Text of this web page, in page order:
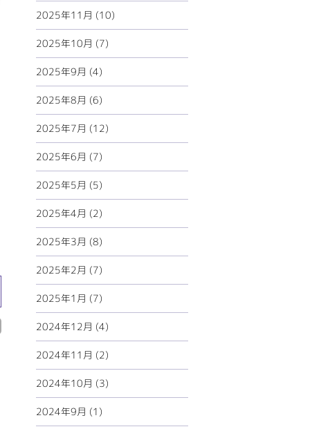
2025年11月 (10)
2025年10月 (7)
2025年9月 (4)
2025年8月 (6)
2025年7月 (12)
2025年6月 (7)
2025年5月 (5)
2025年4月 (2)
2025年3月 (8)
2025年2月 (7)
2025年1月 (7)
2024年12月 (4)
2024年11月 (2)
2024年10月 (3)
2024年9月 (1)